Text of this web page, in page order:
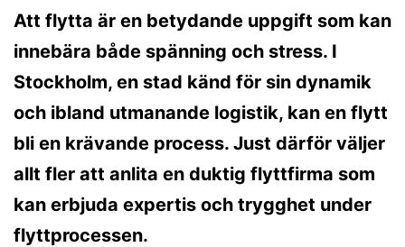
Att flytta är en betydande uppgift som kan
innebära både spänning och stress. I
Stockholm, en stad känd för sin dynamik
och ibland utmanande logistik, kan en flytt
bli en krävande process. Just därför väljer
allt fler att anlita en duktig flyttfirma som
kan erbjuda expertis och trygghet under
flyttprocessen.